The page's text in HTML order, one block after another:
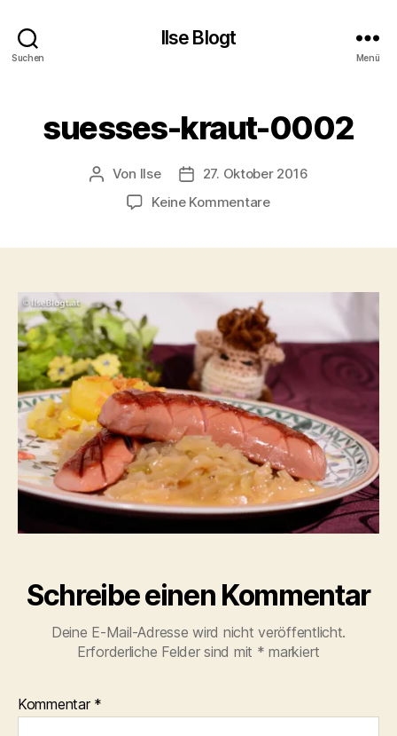
Suchen
Ilse Blogt
Menü
suesses-kraut-0002
Beitragsautor
Von Ilse Beitragsdatum
27. Oktober 2016
Keine Kommentarezu
Schreibe einen Kommentar
Deine E-Mail-Adresse wird nicht veröffentlicht.
Erforderliche Felder sind mit * markiert
Kommentar *